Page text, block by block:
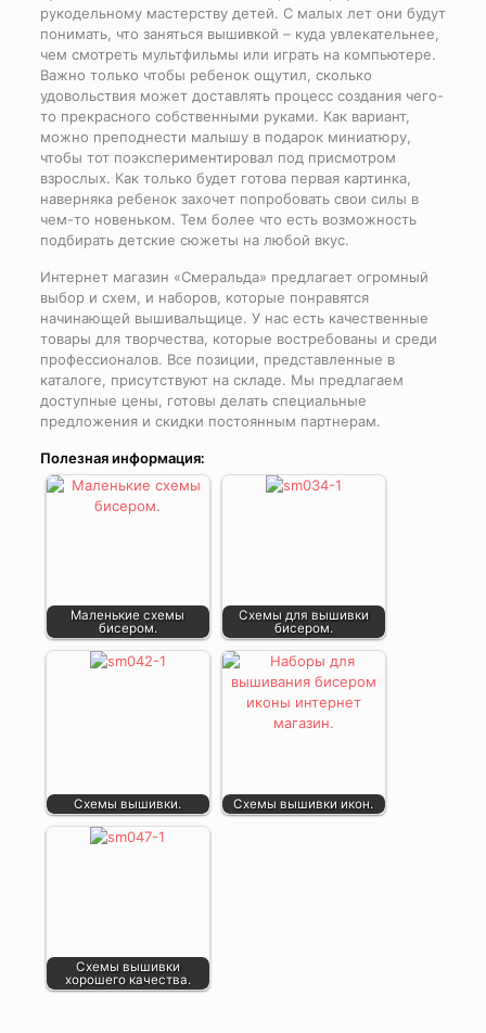
рукодельному мастерству детей. С малых лет они будут
понимать, что заняться вышивкой – куда увлекательнее,
чем смотреть мультфильмы или играть на компьютере.
Важно только чтобы ребенок ощутил, сколько
удовольствия может доставлять процесс создания чего-
то прекрасного собственными руками. Как вариант,
можно преподнести малышу в подарок миниатюру,
чтобы тот поэкспериментировал под присмотром
взрослых. Как только будет готова первая картинка,
наверняка ребенок захочет попробовать свои силы в
чем-то новеньком. Тем более что есть возможность
подбирать детские сюжеты на любой вкус.
Интернет магазин «Смеральда» предлагает огромный
выбор и схем, и наборов, которые понравятся
начинающей вышивальщице. У нас есть качественные
товары для творчества, которые востребованы и среди
профессионалов. Все позиции, представленные в
каталоге, присутствуют на складе. Мы предлагаем
доступные цены, готовы делать специальные
предложения и скидки постоянным партнерам.
Полезная информация:
Маленькие схемы
бисером.
Схемы для вышивки
бисером.
Схемы вышивки. Схемы вышивки икон.
Схемы вышивки
хорошего качества.